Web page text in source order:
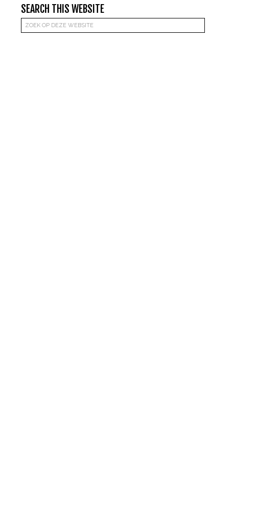
SEARCH THIS WEBSITE